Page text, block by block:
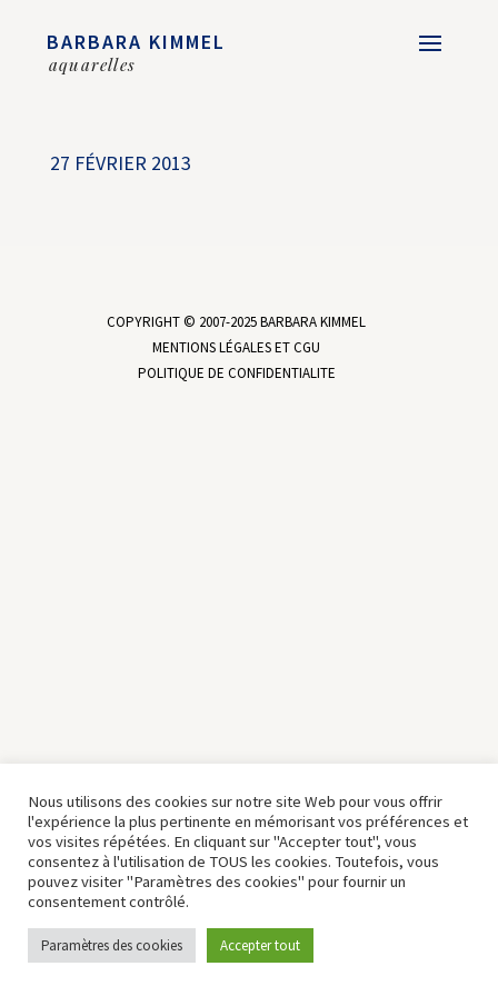
BARBARA KIMMEL
aquarelles
27 FÉVRIER 2013
COPYRIGHT © 2007-2025 BARBARA KIMMEL
MENTIONS LÉGALES ET CGU
POLITIQUE DE CONFIDENTIALITE
Nous utilisons des cookies sur notre site Web pour vous offrir
l'expérience la plus pertinente en mémorisant vos préférences et
vos visites répétées. En cliquant sur "Accepter tout", vous
consentez à l'utilisation de TOUS les cookies. Toutefois, vous
pouvez visiter "Paramètres des cookies" pour fournir un
consentement contrôlé.
Paramètres des cookies Accepter tout